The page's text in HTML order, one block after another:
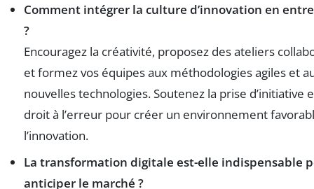
Comment intégrer la culture d’innovation en
?
Encouragez la créativité, proposez des ateliers
et formez vos équipes aux méthodologies agiles et
nouvelles technologies. Soutenez la prise d’initiative
droit à l’erreur pour créer un environnement
l’innovation.
La transformation digitale est-elle indispensable
anticiper le marché ?